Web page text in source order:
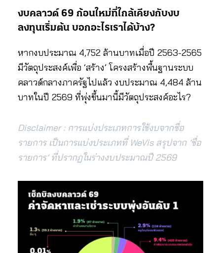
งบคลาวด์ 69 ก้อนใหม่ที่ใกล้เคียงกับงบ
ลงทุนเริ่มต้น บอกอะไรเราได้บ้าง?
หากงบประมาณ 4,752 ล้านบาทเมื่อปี 2563-2565
มีวัตถุประสงค์เพื่อ ‘สร้าง’ โครงสร้างพื้นฐานระบบ
คลาวด์กลางภาครัฐไปแล้ว งบประมาณ 4,484 ล้าน
บาทในปี 2569 ที่พุ่งขึ้นมานี้มีวัตถุประสงค์อะไร?
Disclaimer : การแบ่งประเภทการใช้งบจากชื่อ
รายการ เป็นการแบ่งประเภทที่ WeVis สรุปจาก ’ชื่อ
รายการ’ ที่ปรากฏในร่างงบประมาณปี 2569